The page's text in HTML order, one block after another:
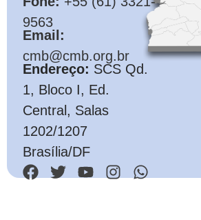
9563
Email:
cmb@cmb.org.br
Endereço: SCS Qd.
1, Bloco I, Ed.
Central, Salas
1202/1207
Brasília/DF